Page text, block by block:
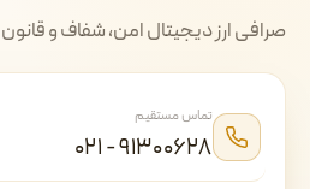
صرافی ارز دیجیتال امن، شفاف و
تماس مستقیم
۰۲۱ - ۹۱۳۰۰۶۲۸